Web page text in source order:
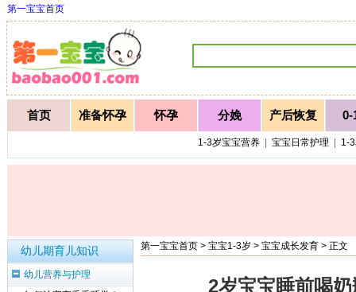
第一宝宝首页
首页 准备怀孕 怀孕 分娩 产后恢复 0-
1-3岁宝宝营养| 宝宝日常护理 1-
第一宝宝首页 > 宝宝1-3岁 > 宝宝成长发育 > 正文
2岁宝宝睡前喝
幼儿期育儿知识
幼儿营养与护理